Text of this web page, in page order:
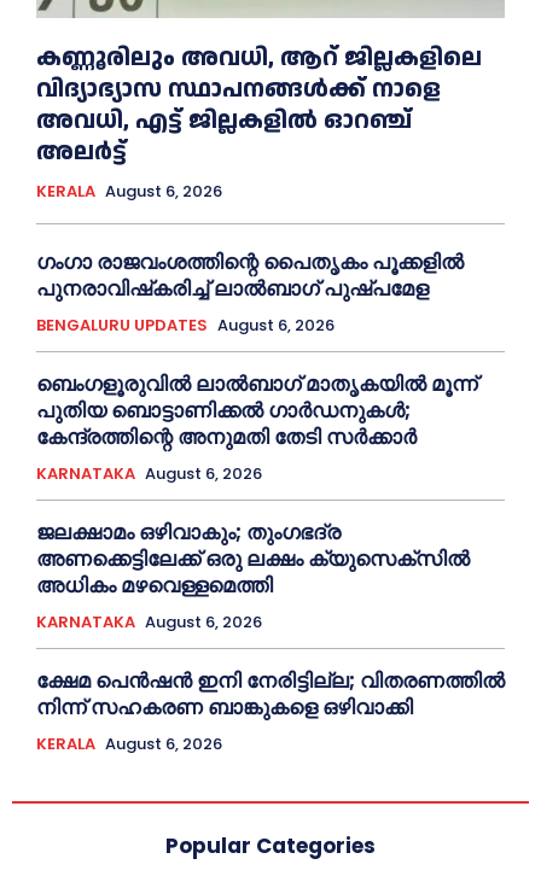
കണ്ണൂരിലും അവധി, ആറ് ജില്ലകളിലെ
വിദ്യാഭ്യാസ സ്ഥാപനങ്ങൾക്ക് നാളെ
അവധി, എട്ട് ജില്ലകളിൽ ഓറഞ്ച്
അലർട്ട്
KERALA August 6, 2026
ഗംഗാ രാജവംശത്തിന്റെ പൈതൃകം പൂക്കളിൽ
പുനരാവിഷ്‌കരിച്ച് ലാൽബാഗ് പുഷ്പമേള
BENGALURU UPDATES August 6, 2026
ബെംഗളൂരുവിൽ ലാൽബാഗ് മാതൃകയിൽ മൂന്ന്
പുതിയ ബൊട്ടാണിക്കൽ ഗാർഡനുകൾ;
കേന്ദ്രത്തിന്റെ അനുമതി തേടി സർക്കാർ
KARNATAKA August 6, 2026
ജലക്ഷാമം ഒഴിവാകും; തുംഗഭദ്ര
അണക്കെട്ടിലേക്ക് ഒരു ലക്ഷം ക്യുസെക്സില്‍
അധികം മഴവെള്ളമെത്തി
KARNATAKA August 6, 2026
ക്ഷേമ പെൻഷൻ ഇനി നേരിട്ടില്ല; വിതരണത്തിൽ
നിന്ന് സഹകരണ ബാങ്കുകളെ ഒഴിവാക്കി
KERALA August 6, 2026
Popular Categories